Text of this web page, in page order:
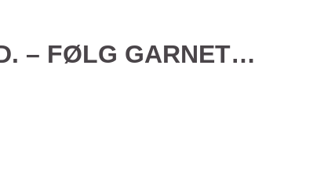
– FØLG GARNET…